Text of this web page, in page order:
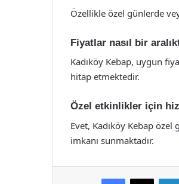
Özellikle özel günlerde
Fiyatlar nasıl bir
Kadıköy Kebap, uygun
hitap etmektedir.
Özel etkinlikler için
Evet, Kadıköy Kebap
imkanı sunmaktadır.
Facebook
X